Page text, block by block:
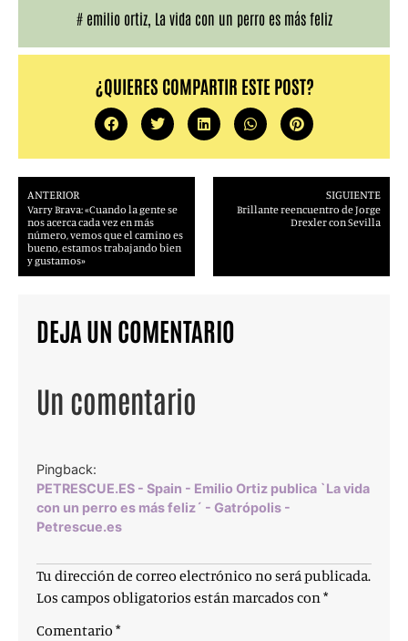
# emilio ortiz, La vida con un perro es más feliz
¿QUIERES COMPARTIR ESTE POST?
ANTERIOR
Varry Brava: «Cuando la gente se
nos acerca cada vez en más
número, vemos que el camino es
bueno, estamos trabajando bien
y gustamos»
SIGUIENTE
Brillante reencuentro de Jorge
Drexler con Sevilla
DEJA UN COMENTARIO
Un comentario
Pingback:
PETRESCUE.ES - Spain - Emilio Ortiz publica `La vida
con un perro es más feliz´ - Gatrópolis -
Petrescue.es
Tu dirección de correo electrónico no será publicada.
Los campos obligatorios están marcados con*
Comentario *